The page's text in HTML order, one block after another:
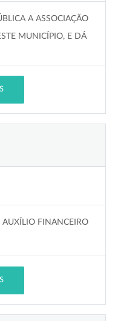
A ASSOCIAÇÃO
MUNICÍPIO, E DÁ
AUXÍLIO FINANCEIRO